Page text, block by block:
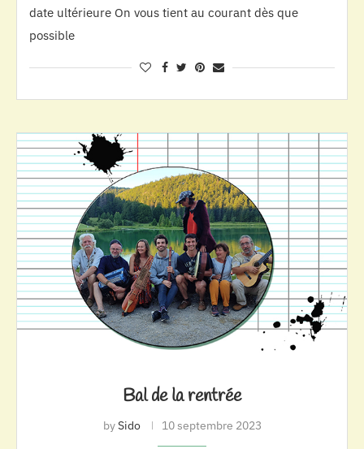
date ultérieure On vous tient au courant dès que
possible
Bal de la rentrée
bySido 10 septembre 2023